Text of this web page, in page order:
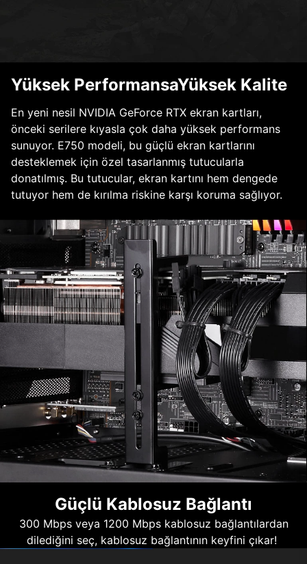
Yüksek PerformansaYüksek Kalite
En yeni nesil NVIDIA GeForce RTX ekran kartları,
önceki serilere kıyasla çok daha yüksek performans
sunuyor. E750 modeli, bu güçlü ekran kartlarını
desteklemek için özel tasarlanmış tutucularla
donatılmış. Bu tutucular, ekran kartını hem dengede
tutuyor hem de kırılma riskine karşı koruma sağlıyor.
Güçlü Kablosuz Bağlantı
300 Mbps veya 1200 Mbps kablosuz bağlantılardan
dilediğini seç, kablosuz bağlantının keyfini çıkar!